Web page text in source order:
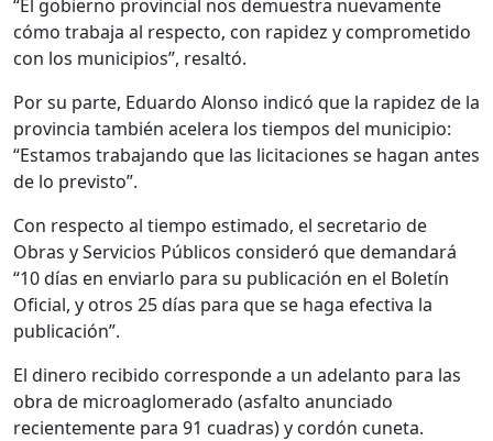
“El gobierno provincial nos demuestra nuevamente
cómo trabaja al respecto, con rapidez y comprometido
con los municipios”, resaltó.
Por su parte, Eduardo Alonso indicó que la rapidez de la
provincia también acelera los tiempos del municipio:
“Estamos trabajando que las licitaciones se hagan antes
de lo previsto”.
Con respecto al tiempo estimado, el secretario de
Obras y Servicios Públicos consideró que demandará
“10 días en enviarlo para su publicación en el Boletín
Oficial, y otros 25 días para que se haga efectiva la
publicación”.
El dinero recibido corresponde a un adelanto para las
obra de microaglomerado (asfalto anunciado
recientemente para 91 cuadras) y cordón cuneta.